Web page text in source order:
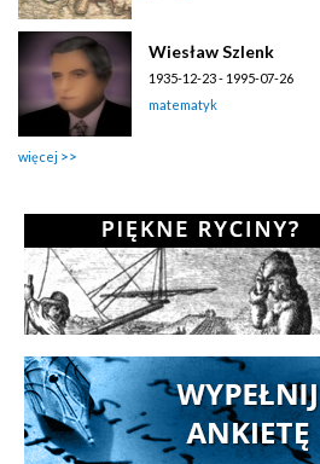
Wiesław Szlenk
1935-12-23 - 1995-07-26
matematyk
więcej